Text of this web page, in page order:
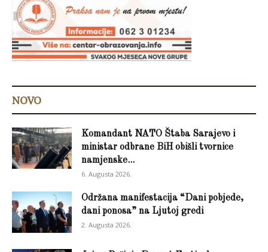
NOVO
Komandant NATO Štaba Sarajevo i
ministar odbrane BiH obišli tvornice
namjenske...
6. Augusta 2026.
Održana manifestacija “Dani pobjede,
dani ponosa” na Ljutoj gredi
2. Augusta 2026.